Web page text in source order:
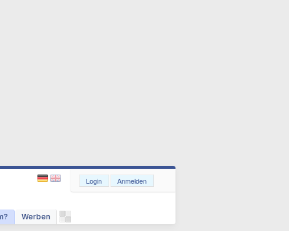
Werben
Login Anmelden